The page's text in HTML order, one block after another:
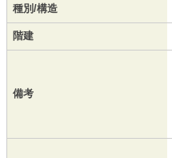
種別/構造
階建
備考